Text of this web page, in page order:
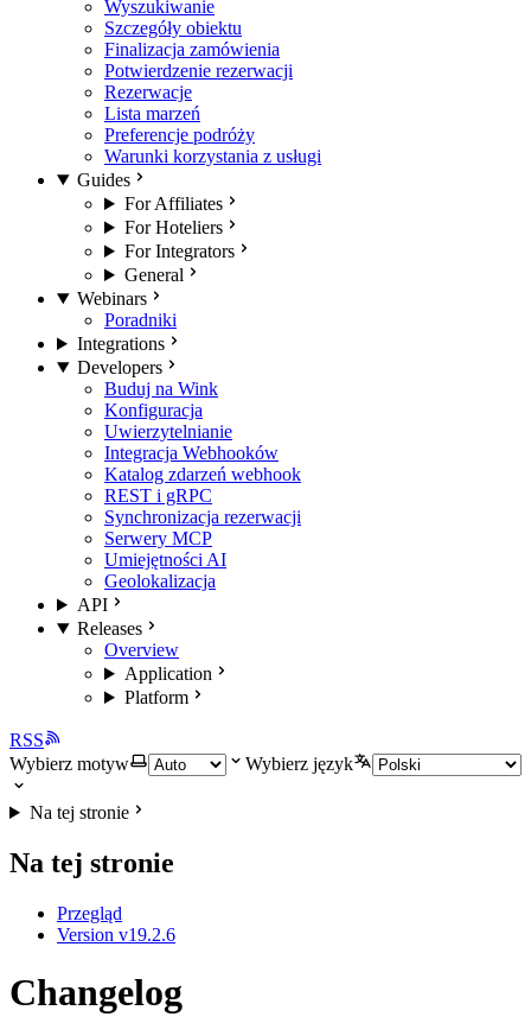
Wyszukiwanie
Szczegóły obiektu
Finalizacja zamówienia
Potwierdzenie rezerwacji
Rezerwacje
Lista marzeń
Preferencje podróży
Warunki korzystania z usługi
Guides
For Affiliates
For Hoteliers
For Integrators
General
Webinars
Poradniki
Integrations
Developers
Buduj na Wink
Konfiguracja
Uwierzytelnianie
Integracja Webhooków
Katalog zdarzeń webhook
REST i gRPC
Synchronizacja rezerwacji
Serwery MCP
Umiejętności AI
Geolokalizacja
API
Releases
Overview
Application
Platform
RSS
Wybierz motyw
Wybierz język
Na tej stronie
Na tej stronie
Przegląd
Version v19.2.6
Changelog